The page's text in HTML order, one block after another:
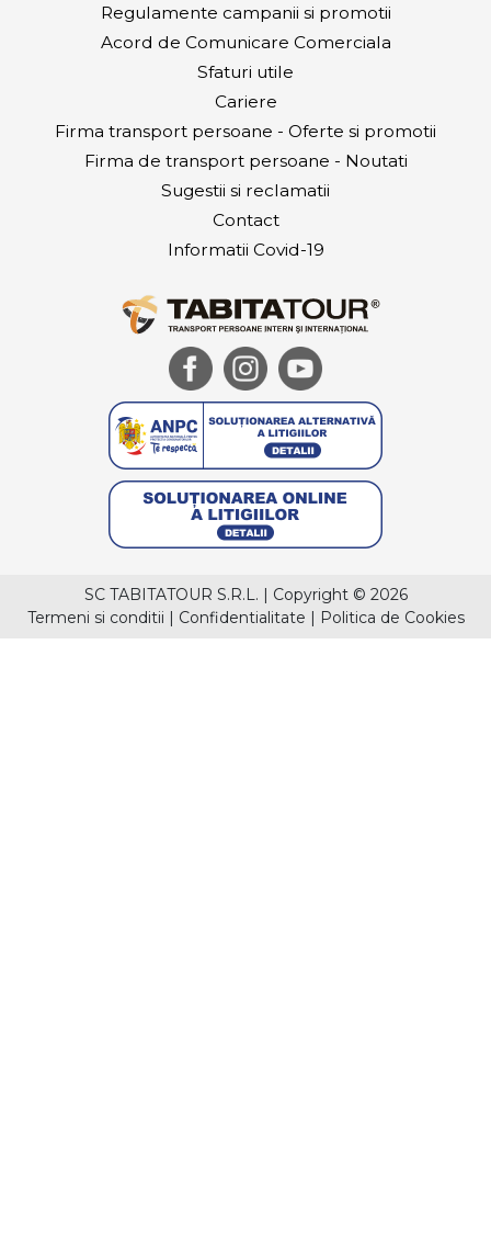
Regulamente campanii si promotii
Acord de Comunicare Comerciala
Sfaturi utile
Cariere
Firma transport persoane - Oferte si promotii
Firma de transport persoane - Noutati
Sugestii si reclamatii
Contact
Informatii Covid-19
SC TABITATOUR S.R.L. | Copyright © 2026
Termeni si conditii | Confidentialitate | Politica de Cookies